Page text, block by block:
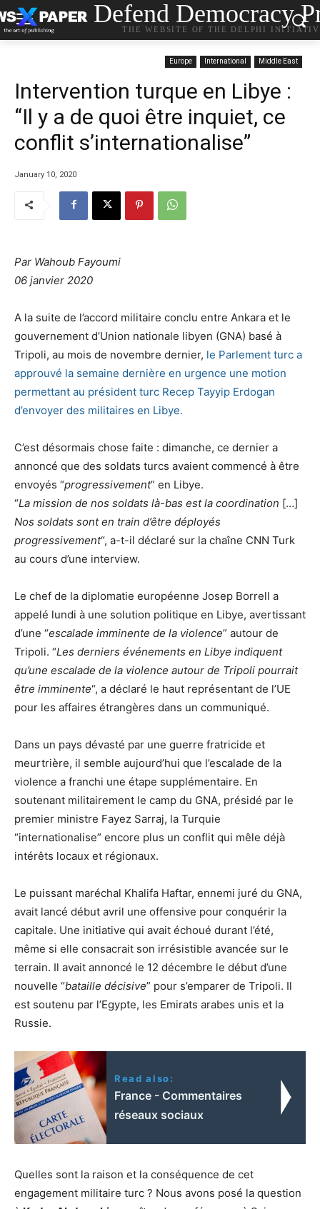
Defend Democracy
THE WEBSITE OF THE DELPHI
Europe International Middle East
Intervention turque en Libye :
“Il y a de quoi être inquiet, ce
conflit s’internationalise”
January 10, 2020
Par Wahoub Fayoumi
06 janvier 2020
A la suite de l’accord militaire conclu entre Ankara et le
gouvernement d’Union nationale libyen (GNA) basé à
Tripoli, au mois de novembre dernier, le Parlement turc a
approuvé la semaine dernière en urgence une motion
permettant au président turc Recep Tayyip Erdogan
d’envoyer des militaires en Libye.
C’est désormais chose faite : dimanche, ce dernier a
annoncé que des soldats turcs avaient commencé à être
envoyés “progressivement” en Libye.
“La mission de nos soldats là-bas est la coordination […]
Nos soldats sont en train d’être déployés
progressivement“, a-t-il déclaré sur la chaîne CNN Turk
au cours d’une interview.
Le chef de la diplomatie européenne Josep Borrell a
appelé lundi à une solution politique en Libye, avertissant
d’une “escalade imminente de la violence” autour de
Tripoli. “Les derniers événements en Libye indiquent
qu’une escalade de la violence autour de Tripoli pourrait
être imminente“, a déclaré le haut représentant de l’UE
pour les affaires étrangères dans un communiqué.
Dans un pays dévasté par une guerre fratricide et
meurtrière, il semble aujourd’hui que l’escalade de la
violence a franchi une étape supplémentaire. En
soutenant militairement le camp du GNA, présidé par le
premier ministre Fayez Sarraj, la Turquie
“internationalise” encore plus un conflit qui mêle déjà
intérêts locaux et régionaux.
Le puissant maréchal Khalifa Haftar, ennemi juré du GNA,
avait lancé début avril une offensive pour conquérir la
capitale. Une initiative qui avait échoué durant l’été,
même si elle consacrait son irrésistible avancée sur le
terrain. Il avait annoncé le 12 décembre le début d’une
nouvelle “bataille décisive” pour s’emparer de Tripoli. Il
est soutenu par l’Egypte, les Emirats arabes unis et la
Russie.
Read also:
France - Commentaires
réseaux sociaux
Quelles sont la raison et la conséquence de cet
engagement militaire turc ? Nous avons posé la question